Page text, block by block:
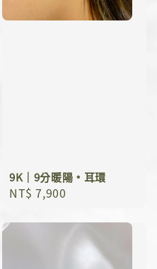
9K｜9分暖陽﹡耳環
Regular
NT$ 7,900